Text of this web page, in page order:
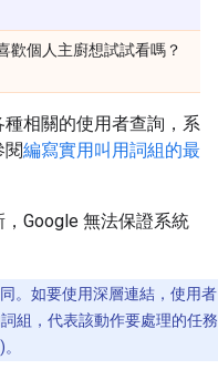
歡個人主廚想試試看嗎？
相關的使用者查詢，系
閱編寫實用叫用詞組的最
Google 無法保證系統
。如要使用深層連結，使用者
組，代表該動作要處理的任務
)。